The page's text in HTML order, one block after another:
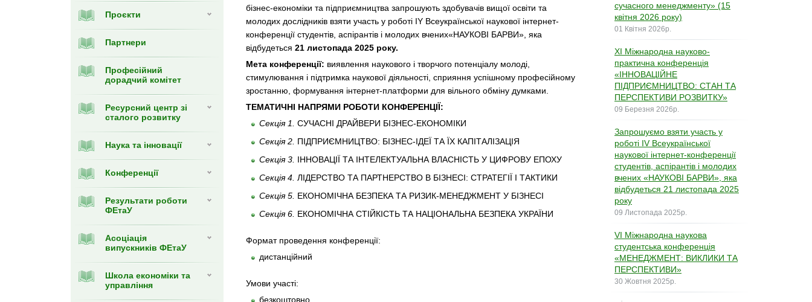
Проєкти
Партнери
Професійний
дорадчий комітет
Ресурсний центр зі
сталого розвитку
Наука та інновації
Конференції
Результати роботи
ФЕтаУ
Асоціація
випускників ФЕтаУ
Школа економіки та
управління
бізнес-економіки та підприємництва запрошують здобувачів вищої освіти та
молодих дослідників взяти участь у роботі ІY Всеукраїнської наукової інтернет-
конференції студентів, аспірантів і молодих вчених«НАУКОВІ БАРВИ», яка
відбудеться 21 листопада 2025 року.
Мета конференції: виявлення наукового і творчого потенціалу молоді,
стимулювання і підтримка наукової діяльності, сприяння успішному професійному
зростанню, формування інтернет-платформи для вільного обміну думками.
ТЕМАТИЧНІ НАПРЯМИ РОБОТИ КОНФЕРЕНЦІЇ:
Секція 1.
СУЧАСНІ ДРАЙВЕРИ БІЗНЕС-ЕКОНОМІКИ
Секція 2. ПІДПРИЄМНИЦТВО: БІЗНЕС-ІДЕЇ ТА ЇХ КАПІТАЛІЗАЦІЯ
Секція 3. ІННОВАЦІЇ ТА ІНТЕЛЕКТУАЛЬНА ВЛАСНІСТЬ У ЦИФРОВУ ЕПОХУ
Секція 4. ЛІДЕРСТВО ТА ПАРТНЕРСТВО В БІЗНЕСІ: СТРАТЕГІЇ І ТАКТИКИ
Секція 5. ЕКОНОМІЧНА БЕЗПЕКА ТА РИЗИК-МЕНЕДЖМЕНТ У БІЗНЕСІ
Секція 6. ЕКОНОМІЧНА СТІЙКІСТЬ ТА НАЦІОНАЛЬНА БЕЗПЕКА УКРАЇНИ
Формат проведення конференції:
дистанційний
Умови участі:
безкоштовно
сучасного менеджменту» (15
квітня 2026 року)
01 Квітня 2026р.
XІ Міжнародна науково-
практична конференція
«ІННОВАЦІЙНЕ
ПІДПРИЄМНИЦТВО: СТАН ТА
ПЕРСПЕКТИВИ РОЗВИТКУ»
09 Березня 2026р.
Запрошуємо взяти участь у
роботі ІV Всеукраїнської
наукової інтернет-конференції
студентів, аспірантів і молодих
вчених «НАУКОВІ БАРВИ», яка
відбудеться 21 листопада 2025
року
09 Листопада 2025р.
VІ Міжнародна наукова
студентська конференція
«МЕНЕДЖМЕНТ: ВИКЛИКИ ТА
ПЕРСПЕКТИВИ»
30 Жовтня 2025р.